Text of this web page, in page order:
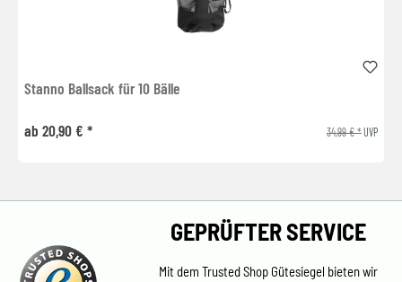
Stanno Ballsack für 10 Bälle
ab 20,90 € * 34,99 € *UVP
GEPRÜFTER SERVICE
Mit dem Trusted Shop Gütesiegel bieten wir